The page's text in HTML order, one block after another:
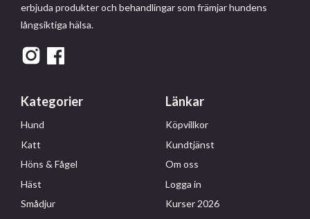
erbjuda produkter och behandlingar som främjar hundens
långsiktiga hälsa.
Kategorier
Hund
Katt
Höns & Fågel
Häst
Smådjur
Länkar
Köpvillkor
Kundtjänst
Om oss
Logga in
Kurser 2026